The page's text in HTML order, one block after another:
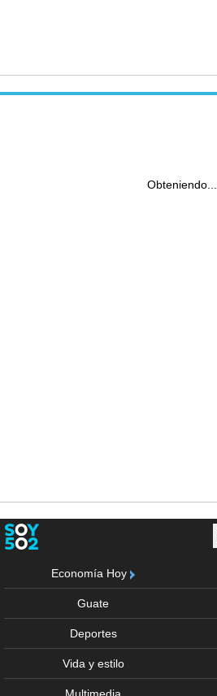
Obteniendo...
Economía Hoy
Guate
Deportes
Vida y estilo